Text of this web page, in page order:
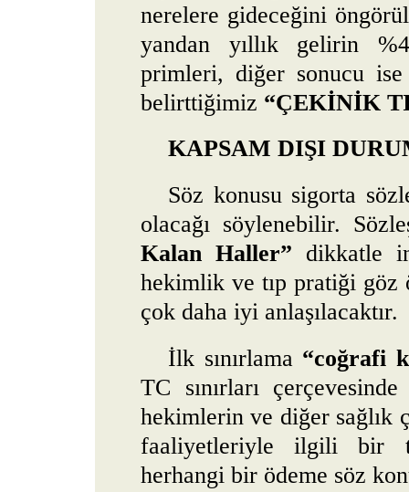
nerelere gideceğini
yandan yıllık gelirin
primleri, diğer sonucu
belirttiğimiz “ÇEKİNİK
KAPSAM DIŞI
Söz konusu sigorta
olacağı söylenebilir.
Kalan Haller” dikkatle
hekimlik ve tıp pratiği göz
çok daha iyi anlaşılacaktır.
İlk sınırlama “coğrafi
TC sınırları
hekimlerin ve diğer sağlık
faaliyetleriyle ilgili bir
herhangi bir ödeme söz